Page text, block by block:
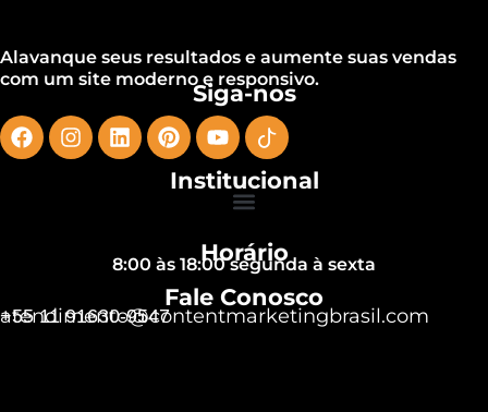
Alavanque seus resultados e aumente suas vendas
com um site moderno e responsivo.
Siga-nos
Institucional
Horário
8:00 às 18:00 segunda à sexta
Fale Conosco
+55 11 91630-9547
atendimento@contentmarketingbrasil.com